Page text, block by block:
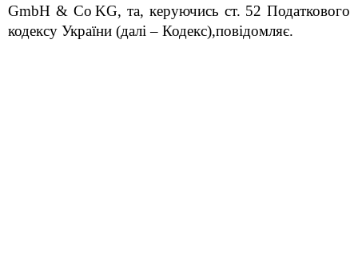
GmbH & Co KG, та, керуючись ст. 52 Податкового
кодексу України (далі – Кодекс),повідомляє.